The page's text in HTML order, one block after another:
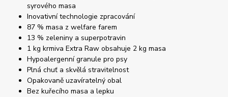
syrového masa
Inovativní technologie zpracování
87 % masa z welfare farem
13 % zeleniny a superpotravin
1 kg krmiva Extra Raw obsahuje 2 kg masa
Hypoalergenní granule pro psy
Plná chuť a skvělá stravitelnost
Opakovaně uzavíratelný obal
Bez kuřecího masa a lepku